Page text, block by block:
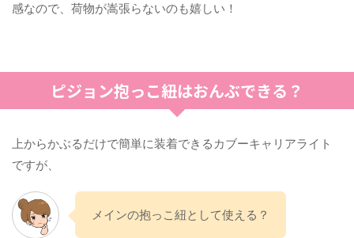
感なので、荷物が嵩張らないのも嬉しい！
ピジョン抱っこ紐はおんぶできる？
上からかぶるだけで簡単に装着できるカブーキャリアライト
ですが、
メインの抱っこ紐として使える？